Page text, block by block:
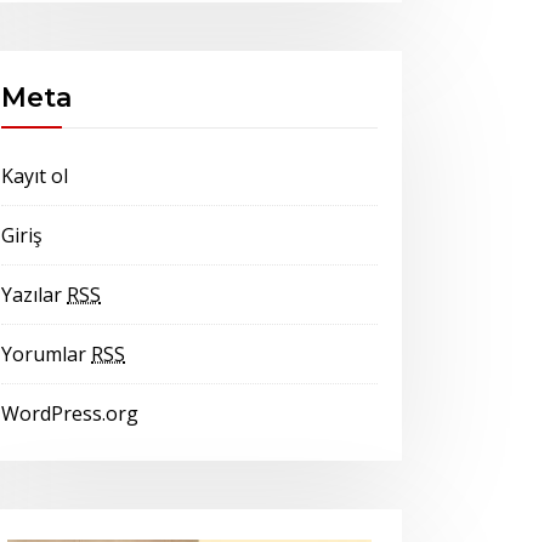
Meta
Kayıt ol
Giriş
Yazılar RSS
Yorumlar RSS
WordPress.org